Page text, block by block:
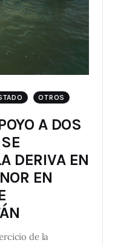
OTROS
A DOS
DERIVA EN
EN
de la